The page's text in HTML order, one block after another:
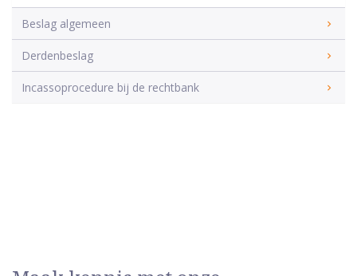
Beslag algemeen
Derdenbeslag
Incassoprocedure bij de rechtbank